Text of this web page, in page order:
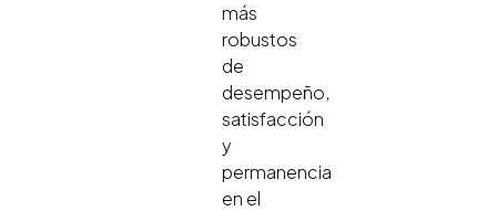
más
robustos
de
desempeño,
satisfacción
y
permanencia
en el